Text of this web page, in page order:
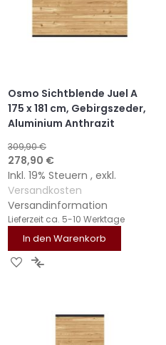
Osmo Sichtblende Juel A
175 x 181 cm, Gebirgszeder,
Aluminium Anthrazit
309,90 €
Sonderangebot
278,90 €
Inkl. 19% Steuern , exkl.
Versandkosten
Versandinformation
Lieferzeit ca. 5-10 Werktage
In den Warenkorb
ZURZUR